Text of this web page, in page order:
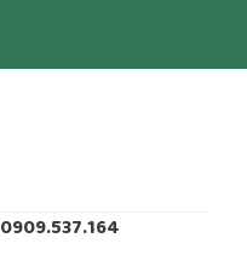
0909.537.164